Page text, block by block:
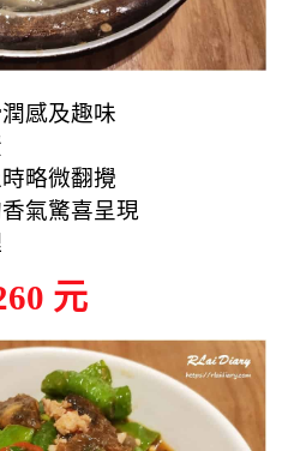
感及趣味
略微翻攪
氣驚喜呈現
元